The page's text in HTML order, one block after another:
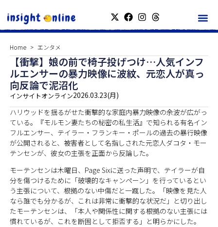
Home エンタメ
【衝撃】娘の前で椅子投げつけ…人気インフ
ルエンサーの暴力映像に波紋、元恋人が真っ
向反論で泥沼化
インサイトオンライン2026.03.23(月)
ハリウッドを揺るがせた衝撃的な家庭内暴力映像の余波が広がっ
ている。『モルモン妻たちの秘密の私生活』で知られる有名イン
フルエンサー、テイラー・フランキー・ポールの過去の暴行映像
が公開されると、被害者として名指しされた元恋人ダコタ・モー
テンセンが、彼女の主張を正面から反論した。
モーテンセンは木曜日、Page Sixに送った声明で、テイラーが自
分を傷つけるために「破壊的なキャンペーン」を行っているとい
う主張について、根拠のない中傷だと一蹴した。「映像を見た人
なら誰でも分かるが、これは非常に衝撃的な状況だ」と切り出し
たモーテンセンは、「本人や関係性に関する根拠のない主張には
慣れているが、これを断固として拒否する」と明らかにした。